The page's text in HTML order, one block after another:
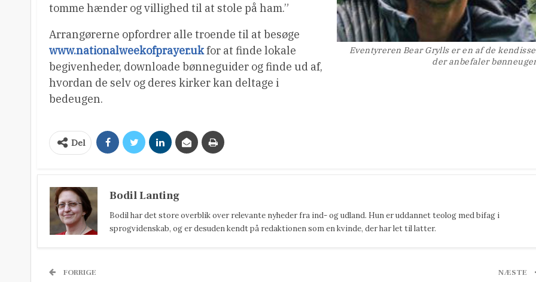
Eventyreren Bear Grylls er en af de
der anbefaler
tomme hænder og villighed til at stole på ham.”
Arrangørerne opfordrer alle troende til at besøge
www.nationalweekofprayer.ukfor at finde lokale
begivenheder, downloade bønneguider og finde ud af,
hvordan de selv og deres kirker kan deltage i
bedeugen.
Del
Bodil Lanting
Bodil har det store overblik over relevante nyheder fra ind- og udland. Hun er uddannet teolog med bifag i
sprogvidenskab, og er desuden kendt på redaktionen som en kvinde, der har let til latter.
FORRIGE NÆSTE